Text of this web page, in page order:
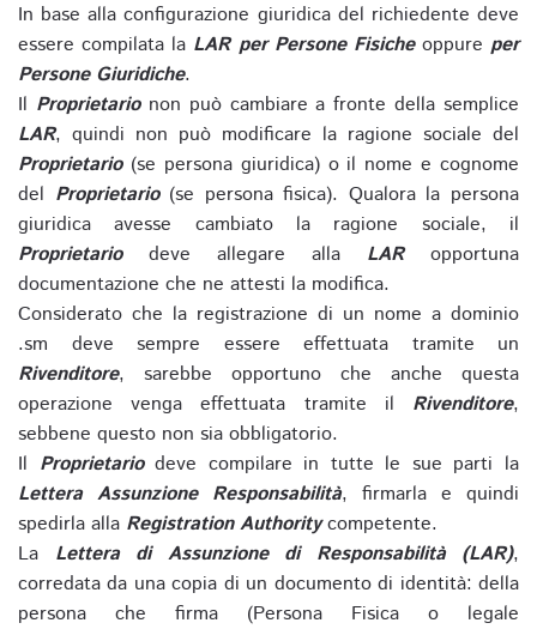
In base alla configurazione giuridica del richiedente deve
essere compilata la LAR per Persone Fisicheoppure per
Persone Giuridiche.
Il Proprietarionon può cambiare a fronte della semplice
LAR, quindi non può modificare la ragione sociale del
Proprietario(se persona giuridica) o il nome e cognome
del Proprietario(se persona fisica). Qualora la persona
giuridica avesse cambiato la ragione sociale, il
Proprietariodeve allegare alla LARopportuna
documentazione che ne attesti la modifica.
Considerato che la registrazione di un nome a dominio
.sm deve sempre essere effettuata tramite un
Rivenditore, sarebbe opportuno che anche questa
operazione venga effettuata tramite il Rivenditore,
sebbene questo non sia obbligatorio.
Il Proprietariodeve compilare in tutte le sue parti la
Lettera Assunzione Responsabilità, firmarla e quindi
spedirla alla Registration Authoritycompetente.
La Lettera di Assunzione di Responsabilità (LAR),
corredata da una copia di un documento di identità: della
persona che firma (Persona Fisica o legale